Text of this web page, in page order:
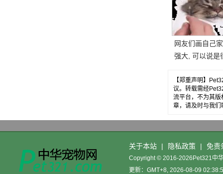
网友们画自己
强大, 可以说是
【郑重声明】
议。转载需经
流平台，不为其
章，请及时与我
关于本站 | 隐私政策 | 免责
Copyright © 2016-2026Pet321中
更新：GMT+8, 2026-08-09